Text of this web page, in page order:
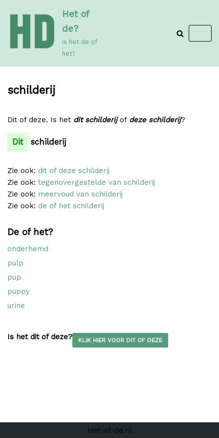
de
inhoud
Het of
de?
Is het de of
het?
schilderij
Dit of deze. Is het dit schilderijof deze schilderij?
Dit schilderij
Zie ook: dit of deze schilderij
Zie ook: tegenovergestelde van schilderij
Zie ook: meervoud van schilderij
Zie ook: de of het schilderij
De of het?
onderhemd
pulp
pup
puppy
urine
Is het dit of deze? KLIK HIER VOOR DIT OF DEZE
Het-of-de.nl